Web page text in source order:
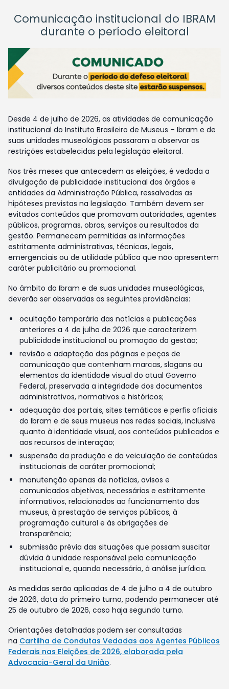
Comunicação institucional do IBRAM
durante o período eleitoral
Desde 4 de julho de 2026, as atividades de comunicação
institucional do Instituto Brasileiro de Museus – Ibram e de
suas unidades museológicas passaram a observar as
restrições estabelecidas pela legislação eleitoral.
Nos três meses que antecedem as eleições, é vedada a
divulgação de publicidade institucional dos órgãos e
entidades da Administração Pública, ressalvadas as
hipóteses previstas na legislação. Também devem ser
evitados conteúdos que promovam autoridades, agentes
públicos, programas, obras, serviços ou resultados da
gestão. Permanecem permitidas as informações
estritamente administrativas, técnicas, legais,
emergenciais ou de utilidade pública que não apresentem
caráter publicitário ou promocional.
No âmbito do Ibram e de suas unidades museológicas,
deverão ser observadas as seguintes providências:
ocultação temporária das notícias e publicações
anteriores a 4 de julho de 2026 que caracterizem
publicidade institucional ou promoção da gestão;
revisão e adaptação das páginas e peças de
comunicação que contenham marcas, slogans ou
elementos da identidade visual do atual Governo
Federal, preservada a integridade dos documentos
administrativos, normativos e históricos;
adequação dos portais, sites temáticos e perfis oficiais
do Ibram e de seus museus nas redes sociais, inclusive
quanto à identidade visual, aos conteúdos publicados e
aos recursos de interação;
suspensão da produção e da veiculação de conteúdos
institucionais de caráter promocional;
manutenção apenas de notícias, avisos e
comunicados objetivos, necessários e estritamente
informativos, relacionados ao funcionamento dos
museus, à prestação de serviços públicos, à
programação cultural e às obrigações de
transparência;
submissão prévia das situações que possam suscitar
dúvida à unidade responsável pela comunicação
institucional e, quando necessário, à análise jurídica.
As medidas serão aplicadas de 4 de julho a 4 de outubro
de 2026, data do primeiro turno, podendo permanecer até
25 de outubro de 2026, caso haja segundo turno.
Orientações detalhadas podem ser consultadas
na Cartilha de Condutas Vedadas aos Agentes Públicos
Federais nas Eleições de 2026, elaborada pela
Advocacia-Geral da União.